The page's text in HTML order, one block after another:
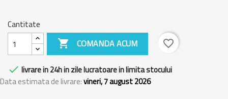
Cantitate
 COMANDA ACUM favorite_border
 livrare in 24h in zile lucratoare in limita stocului
Data estimata de livrare:vineri, 7 august 2026